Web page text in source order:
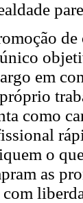
de
em
como
o
as
com